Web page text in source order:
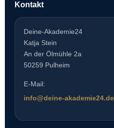
Kontakt
Deine-Akademie24
Katja Stein
An der Ölmühle 2a
50259 Pulheim
E-Mail:
info@deine-akademie24.de